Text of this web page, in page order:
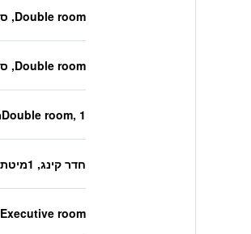
Double room, סוג המיטה לא ידוע
Double room, סוג המיטה לא ידוע
Double room, 1מיטה זוגית
חדר קינג, 1מיטת קינג
Executive room, סוג המיטה לא ידוע